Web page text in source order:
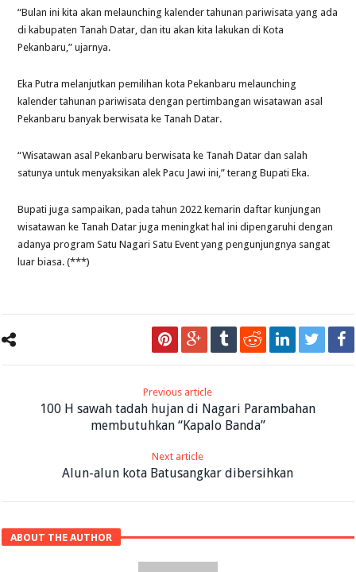
“Bulan ini kita akan melaunching kalender tahunan pariwisata yang ada
di kabupaten Tanah Datar, dan itu akan kita lakukan di Kota
Pekanbaru,” ujarnya.
Eka Putra melanjutkan pemilihan kota Pekanbaru melaunching
kalender tahunan pariwisata dengan pertimbangan wisatawan asal
Pekanbaru banyak berwisata ke Tanah Datar.
“Wisatawan asal Pekanbaru berwisata ke Tanah Datar dan salah
satunya untuk menyaksikan alek Pacu Jawi ini,” terang Bupati Eka.
Bupati juga sampaikan, pada tahun 2022 kemarin daftar kunjungan
wisatawan ke Tanah Datar juga meningkat hal ini dipengaruhi dengan
adanya program Satu Nagari Satu Event yang pengunjungnya sangat
luar biasa. (***)
Previous article
100 H sawah tadah hujan di Nagari Parambahan
membutuhkan “Kapalo Banda”
Next article
Alun-alun kota Batusangkar dibersihkan
ABOUT THE AUTHOR